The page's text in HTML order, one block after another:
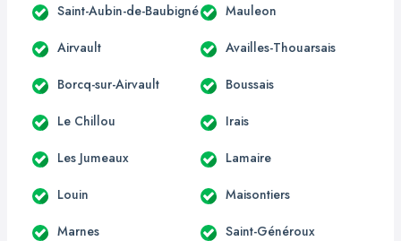
Saint-Aubin-de-Baubigné Mauleon
Airvault Availles-Thouarsais
Borcq-sur-Airvault Boussais
Le Chillou Irais
Les Jumeaux Lamaire
Louin Maisontiers
Marnes Saint-Généroux